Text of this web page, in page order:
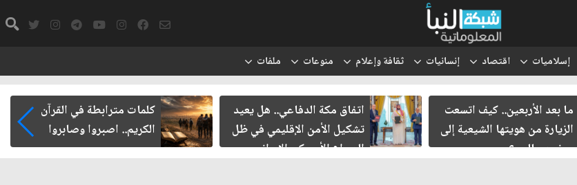
إسلاميات اقتصاد إنسانيات ثقافة وإعلام منوعات ملفات
بعد الأربعين.. كيف اتسعت
من هويتها الشيعية إلى
عالمي؟
اتفاق مكة الدفاعي.. هل يعيد
تشكيل الأمن الإقليمي في ظل
الصراع الأميركي الإيراني
كلمات مترابطة في القرآن
الكريم.. اصبروا وصابروا